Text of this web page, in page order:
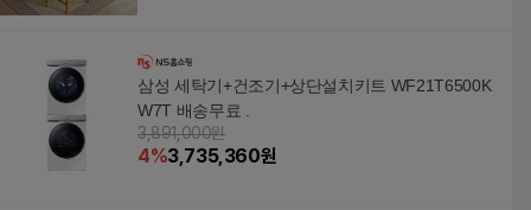
삼성 세탁기+건조기+상단설치키트 WF21T6500K
W7T 배송무료 .
3,891,000원
4%3,735,360원